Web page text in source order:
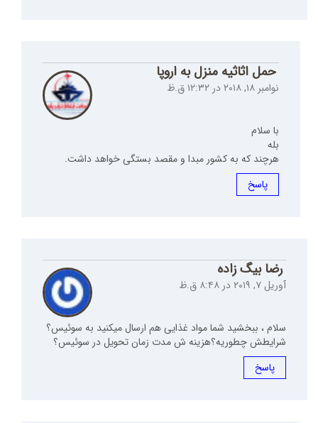
حمل اثاثیه منزل به اروپا
نوامبر ۱۸, ۲۰۱۸ در ۱۲:۳۲ ق.ظ
با سلام
بله
هرچند که به کشور مبدا و مقصد بستگی خواهد داشت.
پاسخ
رضا بیگ زاده
آوریل ۷, ۲۰۱۹ در ۸:۴۸ ق.ظ
سلام ، ببخشید شما مواد غذایی هم ارسال میکنید به سوئیس؟
شرایطش چطوریه؟هزینه ش مدت زمان تحویل در سوئیس؟
پاسخ